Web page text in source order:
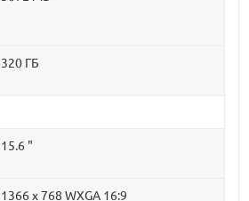
320 ГБ
15.6 "
1366 x 768 WXGA 16:9